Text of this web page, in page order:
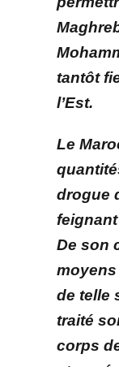
tantôt
l’Est.
Le
drogue
De son
de telle
traité
corps